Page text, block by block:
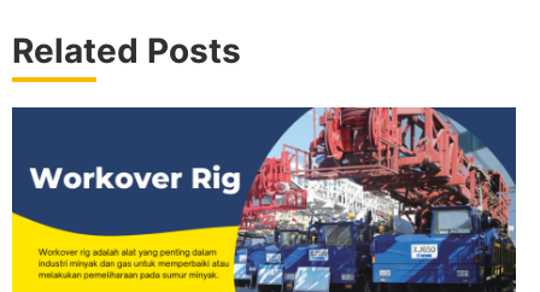
Related Posts